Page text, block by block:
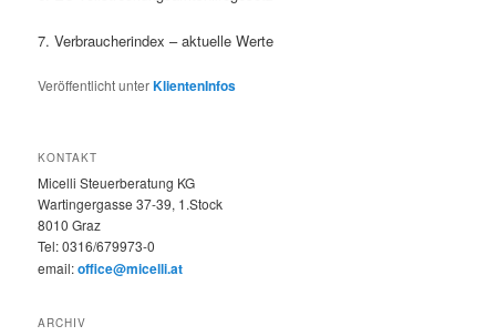
7. Verbraucherindex – aktuelle Werte
Veröffentlicht unterKlientenInfos
KONTAKT
Micelli Steuerberatung KG
Wartingergasse 37-39, 1.Stock
8010 Graz
Tel:0316/679973-0
email:office@micelli.at
ARCHIV